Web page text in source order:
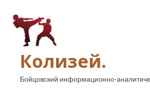
Колизей.
Бойцовский информационно-